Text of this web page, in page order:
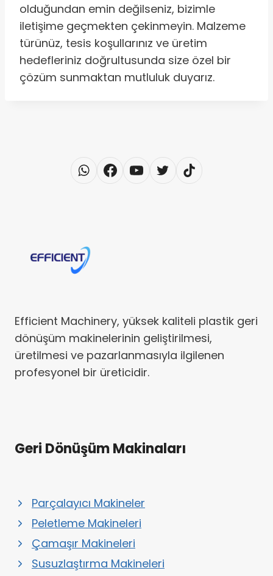
olduğundan emin değilseniz, bizimle
iletişime geçmekten çekinmeyin. Malzeme
türünüz, tesis koşullarınız ve üretim
hedefleriniz doğrultusunda size özel bir
çözüm sunmaktan mutluluk duyarız.
Efficient Machinery, yüksek kaliteli plastik geri
dönüşüm makinelerinin geliştirilmesi,
üretilmesi ve pazarlanmasıyla ilgilenen
profesyonel bir üreticidir.
Geri Dönüşüm Makinaları
Parçalayıcı Makineler
Peletleme Makineleri
Çamaşır Makineleri
Susuzlaştırma Makineleri